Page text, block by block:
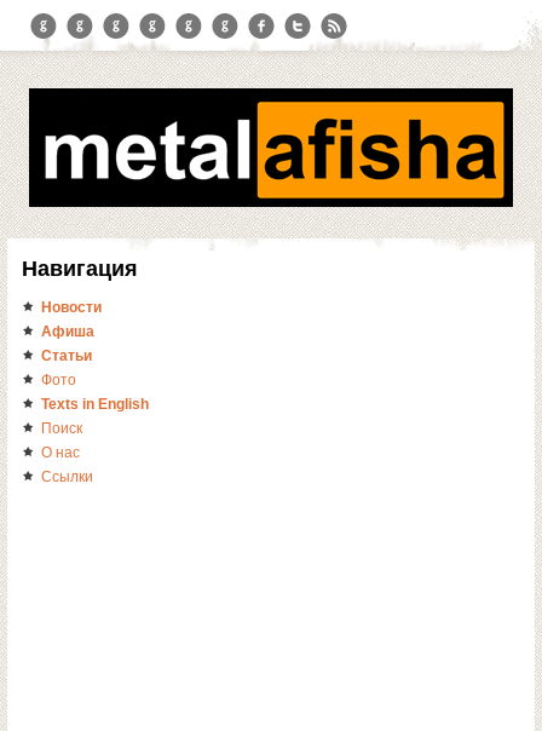
Навигация
Новости
Афиша
Статьи
Фото
Texts in English
Поиск
О нас
Ссылки